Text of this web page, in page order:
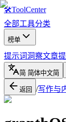
🛠ToolCenter
全部工具分类
榜单
提示词洞察文章
简 简体中文简
返回 /写作与